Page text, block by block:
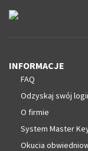
INFORMACJE
FAQ
Odzyskaj swój
O firmie
System Master
Okucia